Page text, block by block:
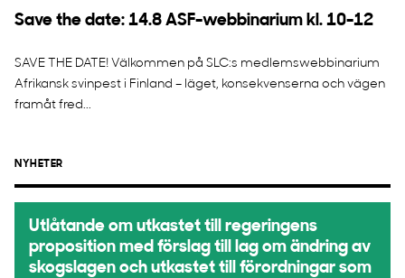
Save the date: 14.8 ASF-webbinarium kl. 10-12
SAVE THE DATE! Välkommen på SLC:s medlemswebbinarium
Afrikansk svinpest i Finland – läget, konsekvenserna och vägen
framåt fred...
NYHETER
Utlåtande om utkastet till regeringens
proposition med förslag till lag om ändring av
skogslagen och utkastet till förordningar som